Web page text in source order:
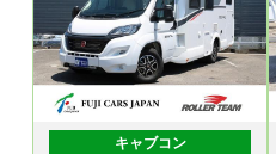
キャブコン